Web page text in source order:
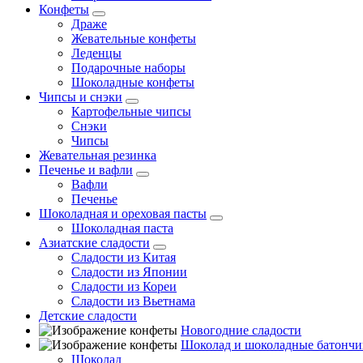
Конфеты
Драже
Жевательные конфеты
Леденцы
Подарочные наборы
Шоколадные конфеты
Чипсы и снэки
Картофельные чипсы
Снэки
Чипсы
Жевательная резинка
Печенье и вафли
Вафли
Печенье
Шоколадная и ореховая пасты
Шоколадная паста
Азиатские сладости
Сладости из Китая
Сладости из Японии
Сладости из Кореи
Сладости из Вьетнама
Детские сладости
Новогодние сладости
Шоколад и шоколадные
Шоколад